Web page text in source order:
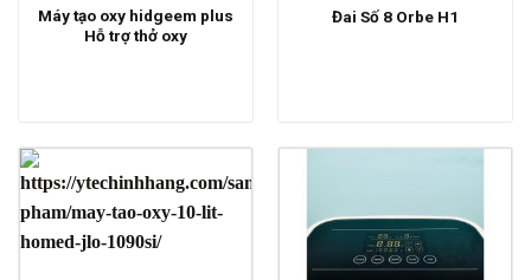
Máy tạo oxy hidgeem plus
Hỗ trợ thở oxy
Đai Số 8 Orbe H1